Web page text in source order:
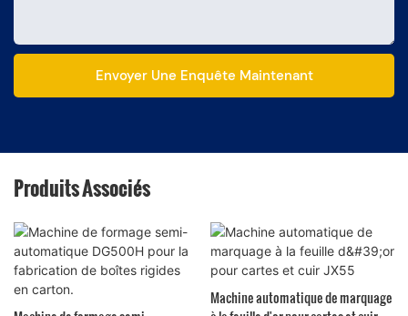
Envoyer Une Enquête Maintenant
Produits Associés
Machine automatique de marquage